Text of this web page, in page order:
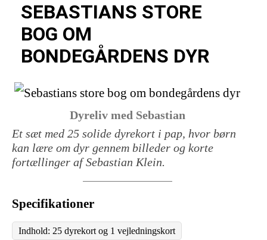
Dyreliv med Sebastian
SEBASTIANS STORE
BOG OM
BONDEGÅRDENS DYR
Et sæt med 25 solide dyrekort i pap, hvor børn
kan lære om dyr gennem billeder og korte
fortællinger af Sebastian Klein.
Specifikationer
Indhold: 25 dyrekort og 1 vejledningskort